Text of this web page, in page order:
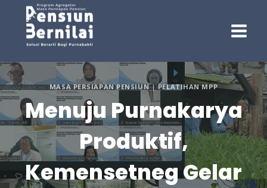
content
MASA PERSIAPAN PENSIUN|PELATIHAN MPP
Menuju Purnakarya
Produktif,
Kemensetneg Gelar